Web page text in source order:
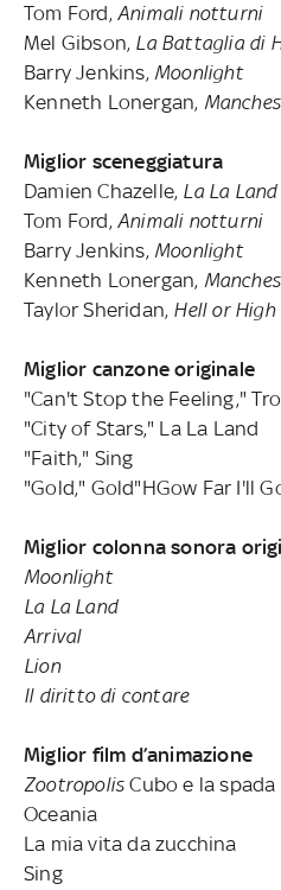
Tom Ford, Animali notturni
Mel Gibson, La Battaglia di
Barry Jenkins, Moonlight
Kenneth Lonergan,
Miglior sceneggiatura
Damien Chazelle, La La Land
Tom Ford, Animali notturni
Barry Jenkins, Moonlight
Kenneth Lonergan,
Taylor Sheridan, Hell or
Miglior canzone originale
"Can't Stop the Feeling,"
"City of Stars," La La Land
"Faith," Sing
"Gold," Gold"HGow Far I'll
Miglior colonna sonora
Moonlight
La La Land
Arrival
Lion
Il diritto di contare
Miglior film d’animazione
ZootropolisCubo e la spada
Oceania
La mia vita da zucchina
Sing